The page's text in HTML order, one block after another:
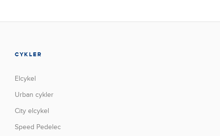
CYKLER
Elcykel
Urban cykler
City elcykel
Speed Pedelec